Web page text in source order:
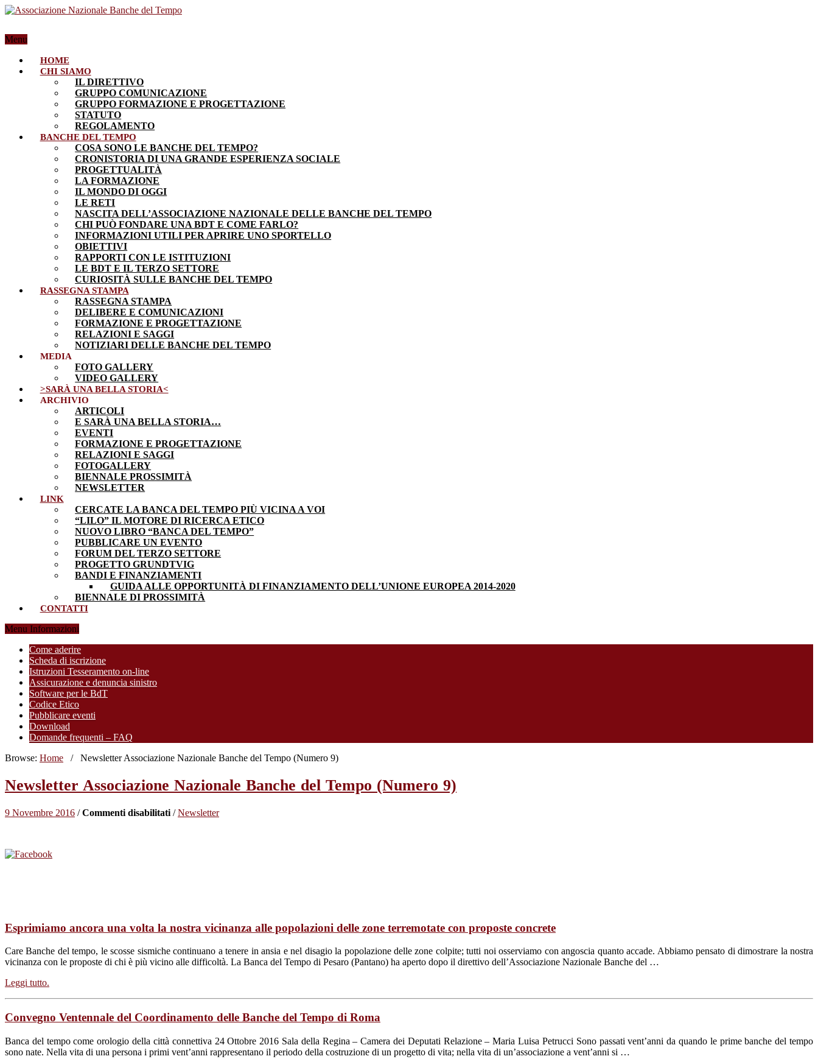
Menu
HOME
CHI SIAMO
IL DIRETTIVO
GRUPPO COMUNICAZIONE
GRUPPO FORMAZIONE E PROGETTAZIONE
STATUTO
REGOLAMENTO
BANCHE DEL TEMPO
COSA SONO LE BANCHE DEL TEMPO?
CRONISTORIA DI UNA GRANDE ESPERIENZA SOCIALE
PROGETTUALITÀ
LA FORMAZIONE
IL MONDO DI OGGI
LE RETI
NASCITA DELL’ASSOCIAZIONE NAZIONALE DELLE BANCHE DEL TEMPO
CHI PUÒ FONDARE UNA BDT E COME FARLO?
INFORMAZIONI UTILI PER APRIRE UNO SPORTELLO
OBIETTIVI
RAPPORTI CON LE ISTITUZIONI
LE BDT E IL TERZO SETTORE
CURIOSITÀ SULLE BANCHE DEL TEMPO
RASSEGNA STAMPA
RASSEGNA STAMPA
DELIBERE E COMUNICAZIONI
FORMAZIONE E PROGETTAZIONE
RELAZIONI E SAGGI
NOTIZIARI DELLE BANCHE DEL TEMPO
MEDIA
FOTO GALLERY
VIDEO GALLERY
>SARÀ UNA BELLA STORIA<
ARCHIVIO
ARTICOLI
E SARÀ UNA BELLA STORIA…
EVENTI
FORMAZIONE E PROGETTAZIONE
RELAZIONI E SAGGI
FOTOGALLERY
BIENNALE PROSSIMITÀ
NEWSLETTER
LINK
CERCATE LA BANCA DEL TEMPO PIÙ VICINA A VOI
“LILO” IL MOTORE DI RICERCA ETICO
NUOVO LIBRO “BANCA DEL TEMPO”
PUBBLICARE UN EVENTO
FORUM DEL TERZO SETTORE
PROGETTO GRUNDTVIG
BANDI E FINANZIAMENTI
GUIDA ALLE OPPORTUNITÀ DI FINANZIAMENTO DELL’UNIONE EUROPEA 2014-2020
BIENNALE DI PROSSIMITÀ
CONTATTI
Menu Informazioni
Come aderire
Scheda di iscrizione
Istruzioni Tesseramento on-line
Assicurazione e denuncia sinistro
Software per le BdT
Codice Etico
Pubblicare eventi
Download
Domande frequenti – FAQ
Browse: Home / Newsletter Associazione Nazionale Banche del Tempo (Numero 9)
Newsletter Associazione Nazionale Banche del Tempo (Numero 9)
9 Novembre 2016 /Commenti disabilitatisu
/Newsletter
Esprimiamo ancora una volta la nostra vicinanza alle popolazioni delle zone terremotate con proposte concrete
Care Banche del tempo, le scosse sismiche continuano a tenere in ansia e nel disagio la popolazione delle zone colpite; tutti noi osserviamo con angoscia quanto accade. Abbiamo pensato di dimostrare la nostra
vicinanza con le proposte di chi è più vicino alle difficoltà. La Banca del Tempo di Pesaro (Pantano) ha aperto dopo il direttivo dell’Associazione Nazionale Banche del …
Leggi tutto.
Convegno Ventennale del Coordinamento delle Banche del Tempo di Roma
Banca del tempo come orologio della città connettiva 24 Ottobre 2016 Sala della Regina – Camera dei Deputati Relazione – Maria Luisa Petrucci Sono passati vent’anni da quando le prime banche del tempo
sono nate. Nella vita di una persona i primi vent’anni rappresentano il periodo della costruzione di un progetto di vita; nella vita di un’associazione a vent’anni si …